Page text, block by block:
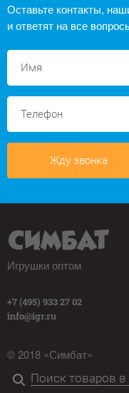
Оставьте контакты,
и ответят на все
Жду звонка
Игрушки оптом
+7 (495) 933 27 02
info@igr.ru
© 2018 «Симбат»